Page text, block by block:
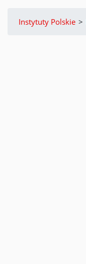
Instytuty Polskie >